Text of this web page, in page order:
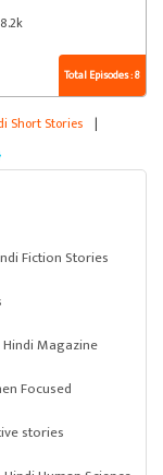
Total Episodes : 8
Short Stories |
Fiction Stories
Hindi Magazine
Focused
stories